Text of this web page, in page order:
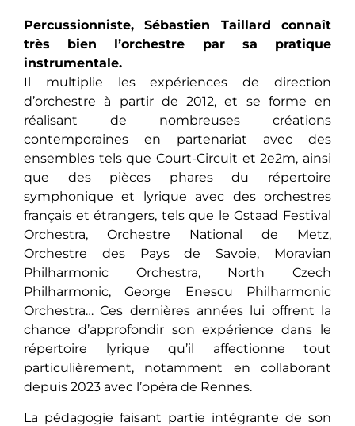
Percussionniste, Sébastien Taillard connaît
très bien l’orchestre par sa pratique
instrumentale.
Il multiplie les expériences de direction
d’orchestre à partir de 2012, et se forme en
réalisant de nombreuses créations
contemporaines en partenariat avec des
ensembles tels que Court-Circuit et 2e2m, ainsi
que des pièces phares du répertoire
symphonique et lyrique avec des orchestres
français et étrangers, tels que le Gstaad Festival
Orchestra, Orchestre National de Metz,
Orchestre des Pays de Savoie, Moravian
Philharmonic Orchestra, North Czech
Philharmonic, George Enescu Philharmonic
Orchestra… Ces dernières années lui offrent la
chance d’approfondir son expérience dans le
répertoire lyrique qu’il affectionne tout
particulièrement, notamment en collaborant
depuis 2023 avec l’opéra de Rennes.
La pédagogie faisant partie intégrante de son